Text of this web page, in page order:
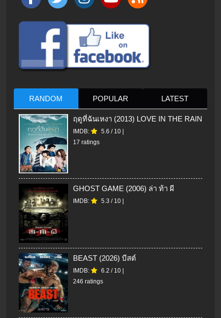
RANDOM POPULAR LATEST
ฤดูที่ฉันเหงา (2013) LOVE IN THE RAIN
IMDB: 5.6 / 10
17 ratings
GHOST GAME (2006) ล่า ท้า ผี
IMDB: 5.3 / 10
BEAST (2026) บีสต์
IMDB: 6.2 / 10
246 ratings